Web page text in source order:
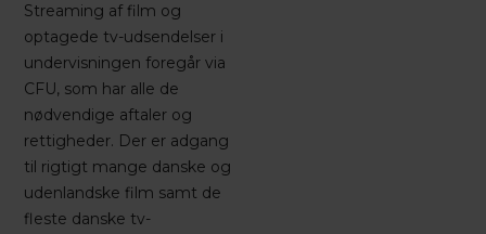
Streaming af film og
optagede tv-udsendelser i
undervisningen foregår via
CFU, som har alle de
nødvendige aftaler og
rettigheder. Der er adgang
til rigtigt mange danske og
udenlandske film samt de
fleste danske tv-